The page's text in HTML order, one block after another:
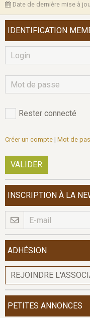
Date de dernière mise à
IDENTIFICATION
Rester connecté
Créer un compte | Mot de
VALIDER
INSCRIPTION À LA
ADHÉSION
REJOINDRE
PETITES ANNONCES